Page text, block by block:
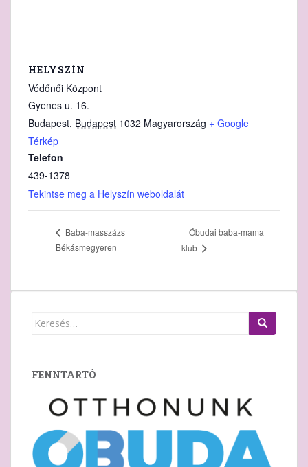
HELYSZÍN
Védőnői Központ
Gyenes u. 16.
Budapest, Budapest 1032 Magyarország + Google
Térkép
Telefon
439-1378
Tekintse meg a Helyszín weboldalát
Baba-masszázs
Békásmegyeren
Óbudai baba-mama
klub
Keresés:
FENNTARTÓ